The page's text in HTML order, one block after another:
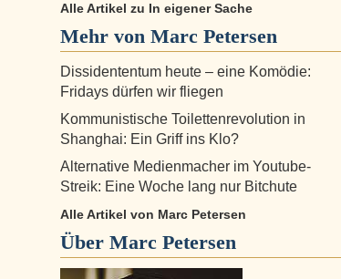
Alle Artikel zu In eigener Sache
Mehr von Marc Petersen
Dissidententum heute – eine Komödie:
Fridays dürfen wir fliegen
Kommunistische Toilettenrevolution in
Shanghai: Ein Griff ins Klo?
Alternative Medienmacher im Youtube-
Streik: Eine Woche lang nur Bitchute
Alle Artikel von Marc Petersen
Über Marc Petersen